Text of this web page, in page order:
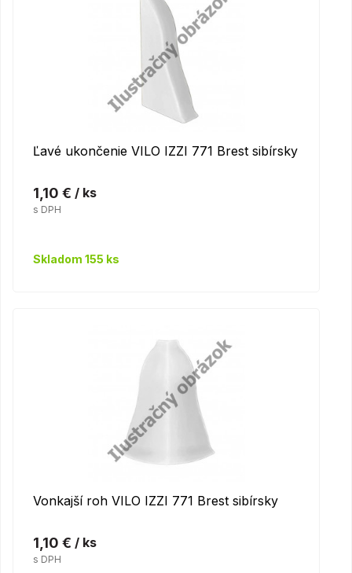
Ľavé ukončenie VILO IZZI 771 Brest sibírsky
1,10 € / ks
s DPH
Skladom 155 ks
Vonkajší roh VILO IZZI 771 Brest sibírsky
1,10 € / ks
s DPH